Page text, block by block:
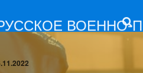
ВОЕННО-